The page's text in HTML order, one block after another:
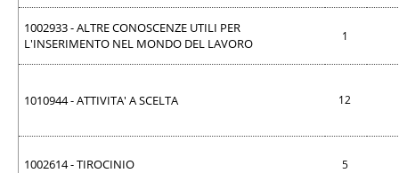
1002933 - ALTRE CONOSCENZE UTILI PER
L'INSERIMENTO NEL MONDO DEL LAVORO
1
1010944 - ATTIVITA' A SCELTA 12
1002614 - TIROCINIO 5